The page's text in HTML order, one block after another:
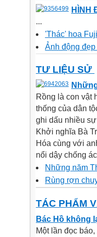
HÌNH
...
'Thác' hoa
Ảnh động
TƯ LIỆU SỬ
Rồng là con vật
thống của dân
ghi dấu nhiều
Khởi nghĩa Bà
Hóa cùng với
nổi dậy chống
Những năm
Rùng rợn
TÁC PHẨM
Bác Hồ không
Một lần đọc